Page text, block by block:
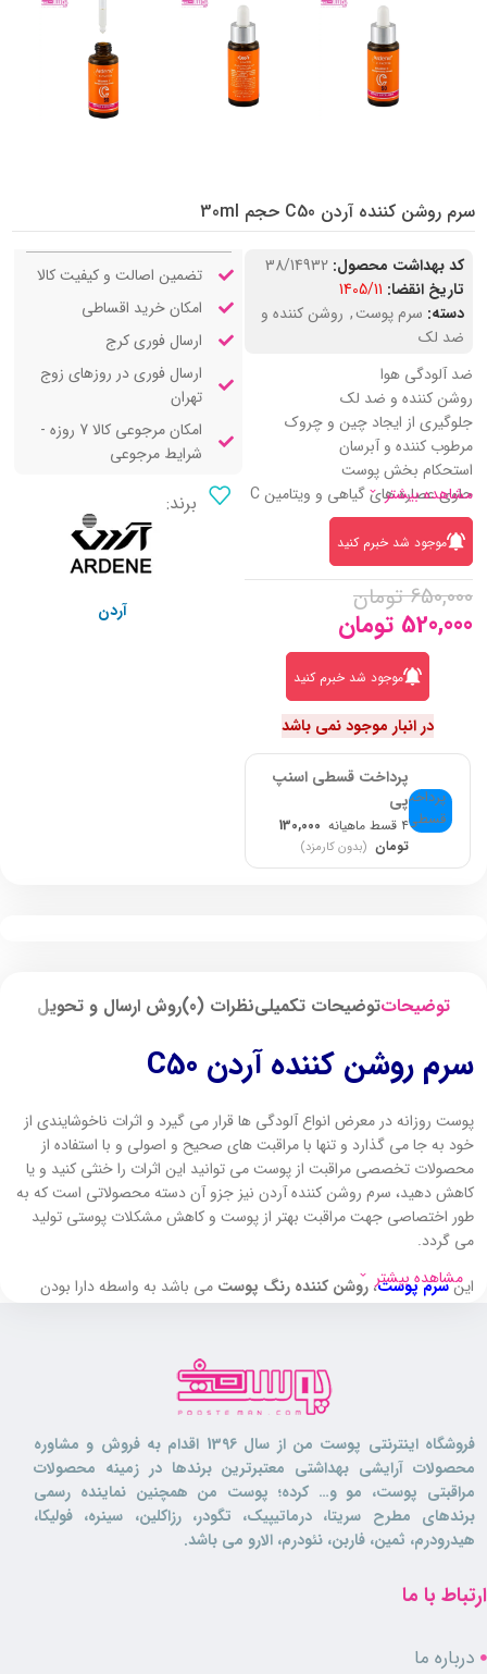
سرم روشن کننده آردن C50 حجم 30ml
کد بهداشت محصول: 38/14932
تاریخ انقضا: 1405/11
دسته: سرم پوست, روشن کننده و
ضد لک
ضد آلودگی هوا
روشن کننده و ضد لک
جلوگیری از ایجاد چین و چروک
مرطوب کننده و آبرسان
استحکام بخش پوست
حاوی عصاره های گیاهی و ویتامین C
مشاهده بیشتر
موجود شد خبرم کنید
650,000 تومان
520,000 تومان
موجود شد خبرم کنید
در انبار موجود نمی باشد
پرداخت قسطی اسنپ
پی
۴ قسط ماهیانه
130,000
تومان (بدون کارمزد)
تضمین اصالت و کیفیت کالا
امکان خرید اقساطی
ارسال فوری کرج
ارسال فوری در روزهای زوج
تهران
امکان مرجوعی کالا 7 روزه -
شرایط مرجوعی
برند:
آردن
توضیحاتتوضیحات تکمیلینظرات (0) روش ارسال و تحویل
سرم روشن کننده آردن C50
پوست روزانه در معرض انواع آلودگی ها قرار می گیرد و اثرات ناخوشایندی از
خود به جا می گذارد و تنها با مراقبت های صحیح و اصولی و با استفاده از
محصولات تخصصی مراقبت از پوست می توانید این اثرات را خنثی کنید و یا
کاهش دهید، سرم روشن کننده آردن نیز جزو آن دسته محصولاتی است که به
طور اختصاصی جهت مراقبت بهتر از پوست و کاهش مشکلات پوستی تولید
می گردد.
اینسرم پوست، روشن کننده رنگ پوست می باشد به واسطه دارا بودن
ترکیبات ضد لکباعث کاهش ترشح ملانین در پوست می گردد و به این
حاوی فرم پایدار ویتامین C
چین و چروک) محافظت می کند و وجود ویتامین e در کنار این ویتامین،
باعث شده است که سرعت جذب ویتامین C توسط پوست و اثرات محافظتی
آن، بیشتر گردد.
سرم ضد لک آردن علاوه برکاهش لک های پوستی
مانع از ایجاد چین و چروک روی پوست
می کند، این محصول
مشاهده بیشتر
فروشگاه اینترنتی پوست من از سال 1396 اقدام به فروش و مشاوره
محصولات آرایشی بهداشتی معتبرترین برندها در زمینه محصولات
مراقبتی پوست، مو و… کرده؛ پوست من همچنین نماینده رسمی
برندهای مطرح سریتا، درماتیپیک، تگودر، رزاکلین، سینره، فولیکا،
هیدرودرم، ثمین، فاربن، نئودرم، الارو می باشد.
ارتباط با ما
درباره ما